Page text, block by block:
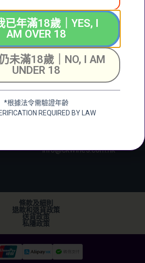
們
4444
WINES LIMITED
新界大圍成運道25-27
號成全工業大廈地下2
號舖
Unit 2, G/F, Shing
Chuen Industrial
Wan Road, Tai Wai,
info@ckwines.com.hk
條款及細則
退款和退貨政策
送貨政策
私隱政策
已年滿18歲｜YES, I
AM OVER 18
未滿18歲｜NO, I AM
UNDER 18
*根據法令需驗證年齡
REQUIRED BY LAW